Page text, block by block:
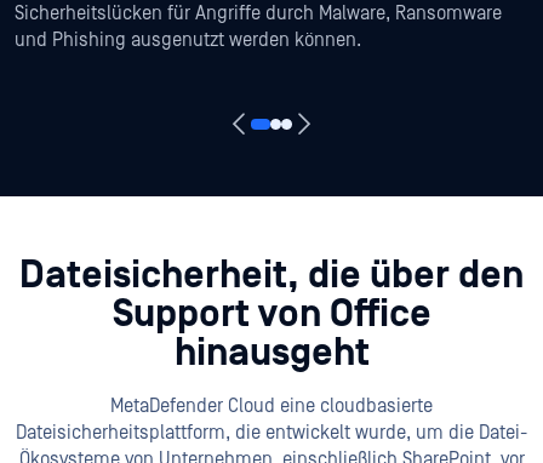
Sicherheitslücken für Angriffe durch Malware, Ransomware
und Phishing ausgenutzt werden können.
Dateisicherheit, die über den
Support von Office
hinausgeht
MetaDefender Cloud eine cloudbasierte
Dateisicherheitsplattform, die entwickelt wurde, um die Datei-